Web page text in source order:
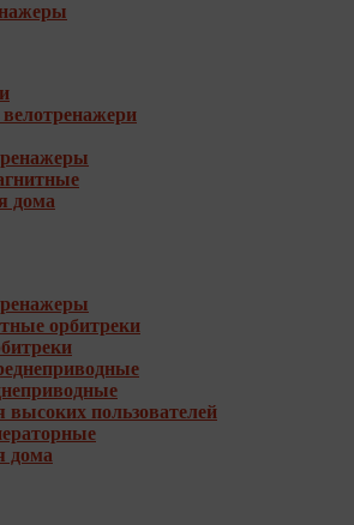
велотренажери
дома
орбитреки
высоких пользователей
дома